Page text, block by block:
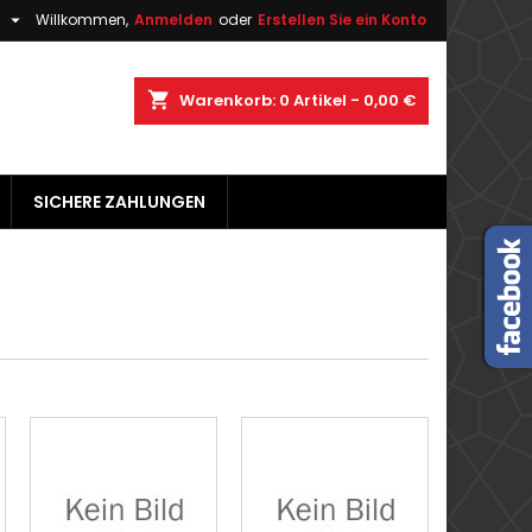
Willkommen, Anmelden oder Erstellen Sie ein Konto

shopping_cart Warenkorb: 0 Artikel - 0,00 €
SICHERE ZAHLUNGEN